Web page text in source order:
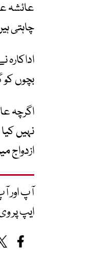
عائشہ
چاہتی
بچوں کو
اگرچہ
نہیں
ازدواج
آپ اور
ایپ پر